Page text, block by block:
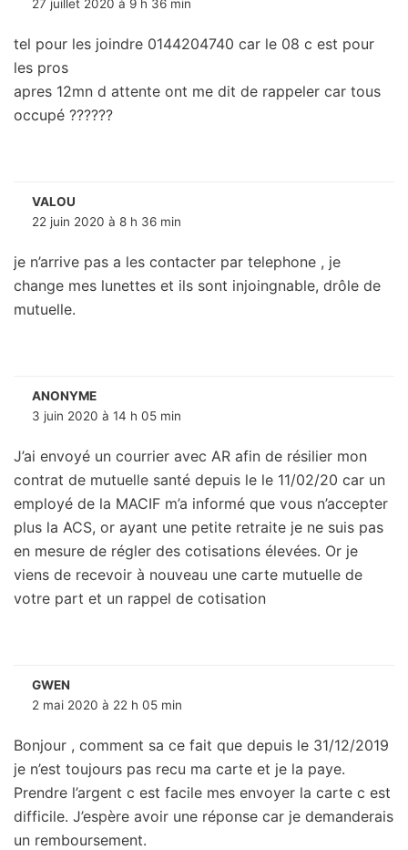
27 juillet 2020 à 9 h 36 min
tel pour les joindre 0144204740 car le 08 c est pour
les pros
apres 12mn d attente ont me dit de rappeler car tous
occupé ??????
VALOU
22 juin 2020 à 8 h 36 min
je n’arrive pas a les contacter par telephone , je
change mes lunettes et ils sont injoingnable, drôle de
mutuelle.
ANONYME
3 juin 2020 à 14 h 05 min
J’ai envoyé un courrier avec AR afin de résilier mon
contrat de mutuelle santé depuis le le 11/02/20 car un
employé de la MACIF m’a informé que vous n’accepter
plus la ACS, or ayant une petite retraite je ne suis pas
en mesure de régler des cotisations élevées. Or je
viens de recevoir à nouveau une carte mutuelle de
votre part et un rappel de cotisation
GWEN
2 mai 2020 à 22 h 05 min
Bonjour , comment sa ce fait que depuis le 31/12/2019
je n’est toujours pas recu ma carte et je la paye.
Prendre l’argent c est facile mes envoyer la carte c est
difficile. J’espère avoir une réponse car je demanderais
un remboursement.